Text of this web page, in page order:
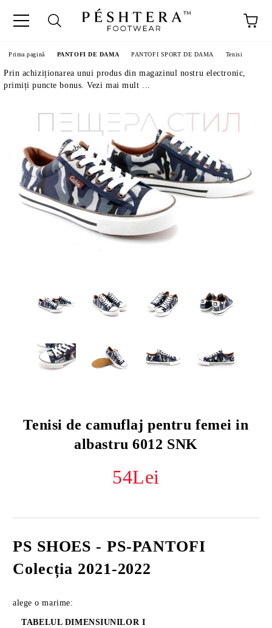
Prima pagină PANTOFI DE DAMA PANTOFI SPORT DE DAMA Tenisi
Prin achiziționarea unui produs din magazinul nostru electronic,
primiți puncte bonus. Vezi mai mult ...
Tenisi de camuflaj pentru femei in
albastru 6012 SNK
54Lei
PS SHOES - PS-PANTOFI
Colecția 2021-2022
alege o marime:
TABELUL DIMENSIUNILOR I